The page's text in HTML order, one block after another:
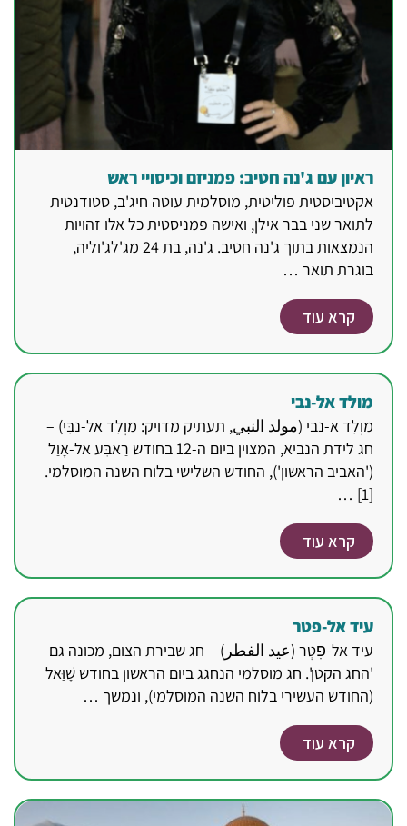
ראיון עם ג'נה חטיב: פמניזם וכיסויי ראש
אקטיביסטית פוליטית, מוסלמית עוטה חיג'ב, סטודנטית
לתואר שני בבר אילן, ואישה פמניסטית כל אלו זהויות
הנמצאות בתוך ג'נה חטיב. ג'נה, בת 24 מג'לג'וליה,
בוגרת תואר …
קרא עוד
מולד אל-נבי
מַוְלִד א-נבי (مولد النبي, תעתיק מדויק: מַוְלִד אל-נַבִּי) –
חג לידת הנביא, המצוין ביום ה-12 בחודש רַאבִּע אל-אָוַל
('האביב הראשון'), החודש השלישי בלוח השנה המוסלמי.
[1] …
קרא עוד
עיד אל-פטר
עיד אל-פׅטְר (عيد الفطر) – חג שבירת הצום, מכונה גם
'החג הקטן'. חג מוסלמי הנחגג ביום הראשון בחודש שָׁוַּאל
(החודש העשירי בלוח השנה המוסלמי), ונמשך …
קרא עוד